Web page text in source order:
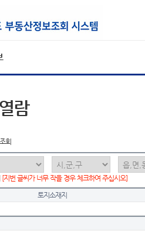
람
회
[지번 글씨가 너무 작을 경우 체크하여 주십시오]
토지소재지